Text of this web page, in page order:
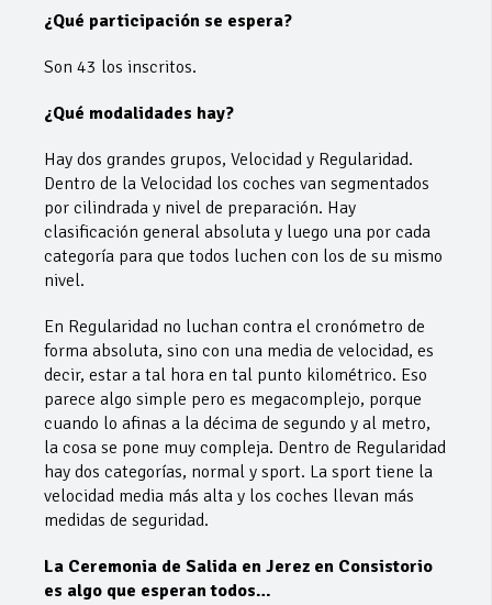
¿Qué participación se espera?
Son 43 los inscritos.
¿Qué modalidades hay?
Hay dos grandes grupos, Velocidad y Regularidad.
Dentro de la Velocidad los coches van segmentados
por cilindrada y nivel de preparación. Hay
clasificación general absoluta y luego una por cada
categoría para que todos luchen con los de su mismo
nivel.
En Regularidad no luchan contra el cronómetro de
forma absoluta, sino con una media de velocidad, es
decir, estar a tal hora en tal punto kilométrico. Eso
parece algo simple pero es megacomplejo, porque
cuando lo afinas a la décima de segundo y al metro,
la cosa se pone muy compleja. Dentro de Regularidad
hay dos categorías, normal y sport. La sport tiene la
velocidad media más alta y los coches llevan más
medidas de seguridad.
La Ceremonia de Salida en Jerez en Consistorio
es algo que esperan todos…